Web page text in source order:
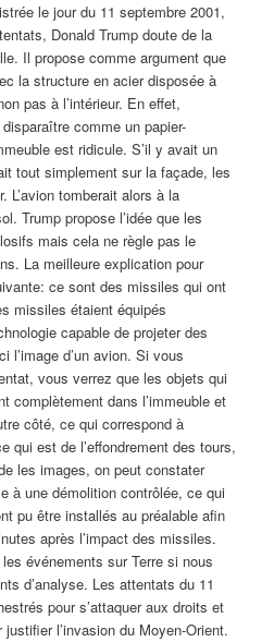
le jour du 11 septembre 2001,
Donald Trump doute de la
Il propose comme argument que
la structure en acier disposée à
pas à l’intérieur. En effet,
comme un papier-
est ridicule. S’il y avait un
tout simplement sur la façade, les
L’avion tomberait alors à la
Trump propose l’idée que les
mais cela ne règle pas le
La meilleure explication pour
ce sont des missiles qui ont
missiles étaient équipés
capable de projeter des
l’image d’un avion. Si vous
vous verrez que les objets qui
complètement dans l’immeuble et
côté, ce qui correspond à
qui est de l’effondrement des tours,
les images, on peut constater
à une démolition contrôlée, ce qui
pu être installés au préalable afin
après l’impact des missiles.
événements sur Terre si nous
d’analyse. Les attentats du 11
pour s’attaquer aux droits et
l’invasion du Moyen-Orient.